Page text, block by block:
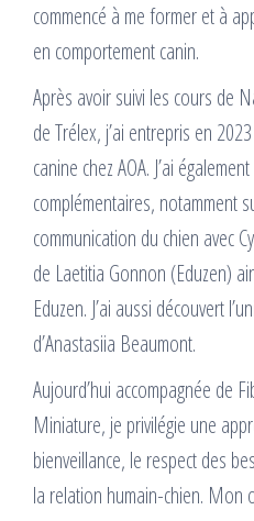
commencé à me former et à
en comportement canin.
Après avoir suivi les cours de
de Trélex, j’ai entrepris en
canine chez AOA. J’ai
complémentaires, notamment
communication du chien avec
de Laetitia Gonnon (Eduzen)
Eduzen. J’ai aussi découvert
d’Anastasiia Beaumont.
Aujourd’hui accompagnée de
Miniature, je privilégie une
bienveillance, le respect des
la relation humain-chien. Mon